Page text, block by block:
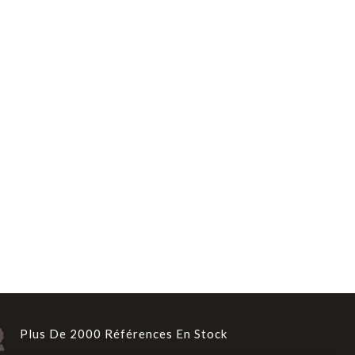
Plus De 2000 Références En Stock